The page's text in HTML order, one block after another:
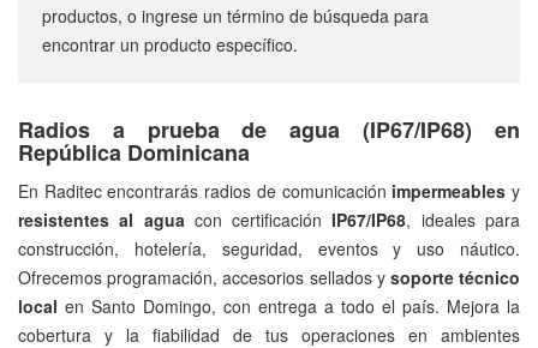
productos, o ingrese un término de búsqueda para
encontrar un producto específico.
Radios a prueba de agua (IP67/IP68) en
República Dominicana
En Raditec encontrarás radios de comunicación impermeables y
resistentes al aguacon certificaciónIP67/IP68, ideales para
construcción, hotelería, seguridad, eventos y uso náutico.
Ofrecemos programación, accesorios sellados y soporte técnico
local en Santo Domingo, con entrega a todo el país. Mejora la
cobertura y la fiabilidad de tus operaciones en ambientes